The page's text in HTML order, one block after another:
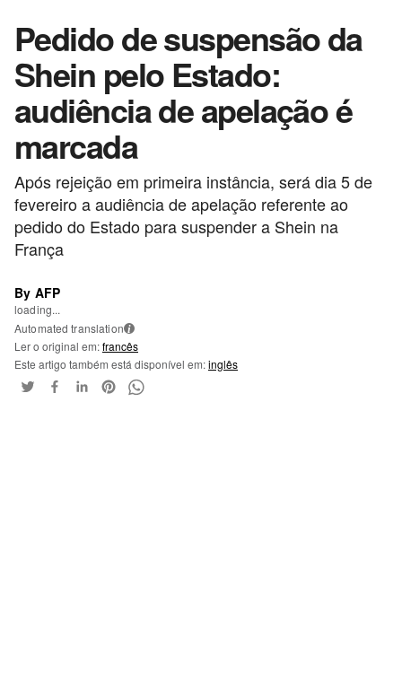
Pedido de suspensão da
Shein pelo Estado:
audiência de apelação é
marcada
Após rejeição em primeira instância, será dia 5 de
fevereiro a audiência de apelação referente ao
pedido do Estado para suspender a Shein na
França
By AFP
loading...
Automated translation i
Ler o original em:francês
Este artigo também está disponível em:inglês